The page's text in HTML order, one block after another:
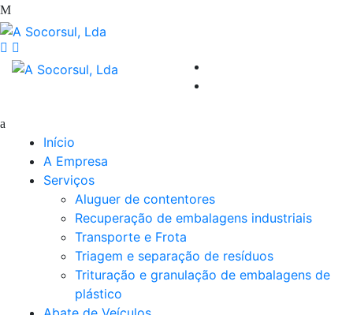
Início
A Empresa
Serviços
Aluguer de contentores
Recuperação de embalagens industriais
Transporte e Frota
Triagem e separação de resíduos
Trituração e granulação de embalagens de
plástico